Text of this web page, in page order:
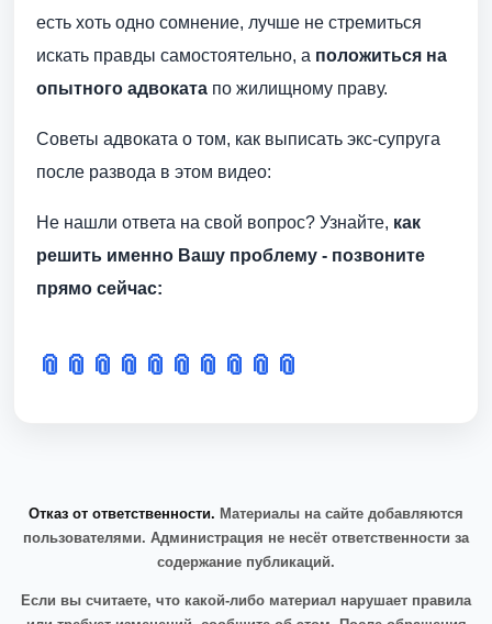
есть хоть одно сомнение, лучше не стремиться
искать правды самостоятельно, а положиться на
опытного адвоката по жилищному праву.
Советы адвоката о том, как выписать экс-супруга
после развода в этом видео:
Не нашли ответа на свой вопрос? Узнайте, как
решить именно Вашу проблему - позвоните
прямо сейчас:
📎 📎 📎 📎 📎 📎 📎 📎 📎 📎
Отказ от ответственности. Материалы на сайте добавляются
пользователями. Администрация не несёт ответственности за
содержание публикаций.
Если вы считаете, что какой-либо материал нарушает правила